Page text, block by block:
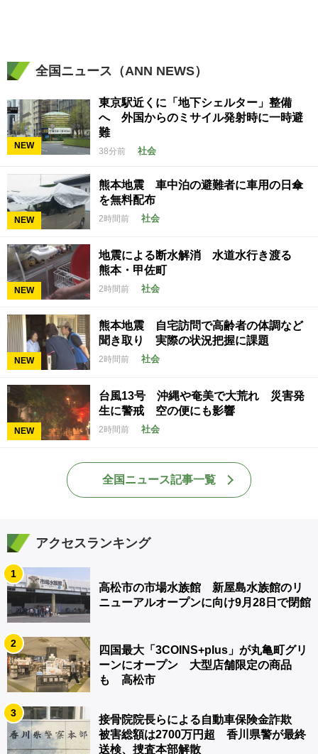
全国ニュース（ANN NEWS）
NEW
東京駅近くに「地下シェルター」整備
へ 外国からのミサイル発射時に一時避
難
38分前 社会
NEW
熊本地震 車中泊の避難者に車用の日傘
を無料配布
2時間前 社会
NEW
地震による断水解消 水道水行き渡る
熊本・甲佐町
2時間前 社会
NEW
熊本地震 自宅訪問で高齢者の体調など
聞き取り 実際の状況把握に課題
2時間前 社会
NEW
台風13号 沖縄や奄美で大荒れ 災害発
生に警戒 空の便にも影響
2時間前 社会
全国ニュース記事一覧
アクセスランキング
1
高松市の市場水族館 新屋島水族館のリ
ニューアルオープンに向け9月28日で閉館
2
四国最大「3COINS+plus」が丸亀町グリ
ーンにオープン 大型店舗限定の商品
も 高松市
3
接骨院院長らによる自動車保険金詐欺
被害総額は2700万円超 香川県警が最終
送検、捜査本部解散